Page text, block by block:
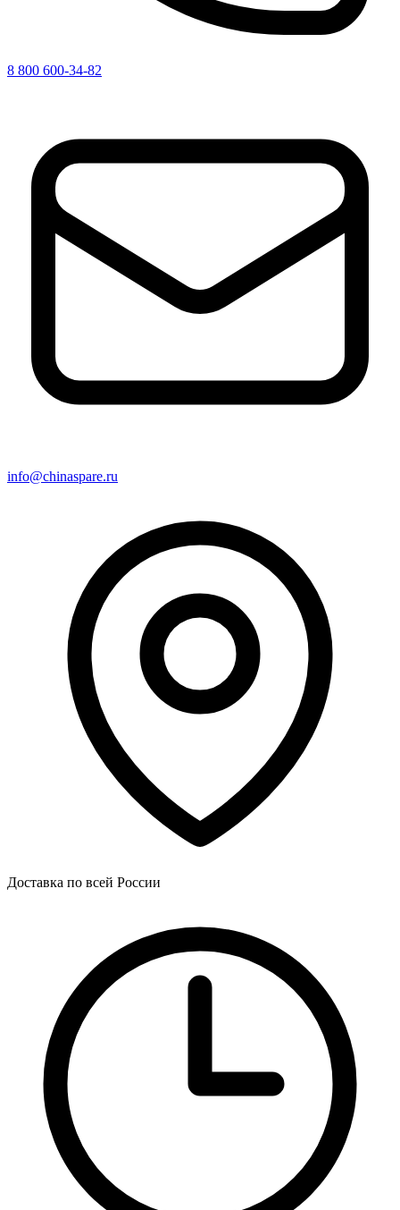
8 800 600-34-82
info@chinaspare.ru
Доставка по всей России